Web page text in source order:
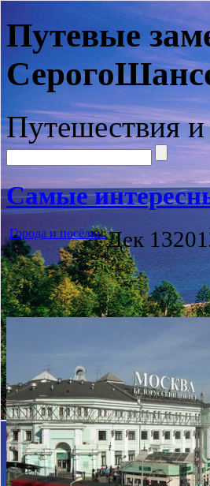
Путевые
Путешествия
Самые
Города и посёлки.Дек 13